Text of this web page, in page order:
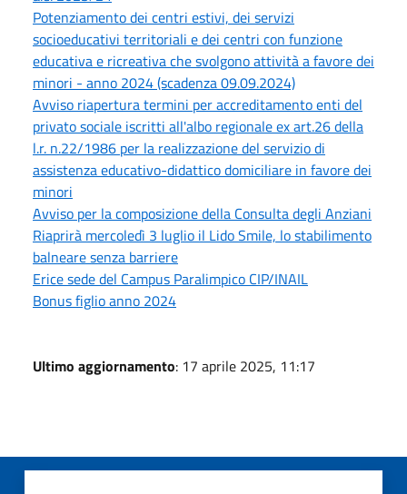
Potenziamento dei centri estivi, dei servizi
socioeducativi territoriali e dei centri con funzione
educativa e ricreativa che svolgono attività a favore dei
minori - anno 2024 (scadenza 09.09.2024)
Avviso riapertura termini per accreditamento enti del
privato sociale iscritti all'albo regionale ex art.26 della
l.r. n.22/1986 per la realizzazione del servizio di
assistenza educativo-didattico domiciliare in favore dei
minori
Avviso per la composizione della Consulta degli Anziani
Riaprirà mercoledì 3 luglio il Lido Smile, lo stabilimento
balneare senza barriere
Erice sede del Campus Paralimpico CIP/INAIL
Bonus figlio anno 2024
Ultimo aggiornamento: 17 aprile 2025, 11:17